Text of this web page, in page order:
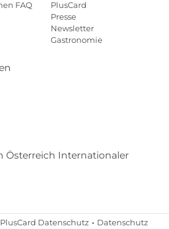
FAQ
PlusCard
Presse
Newsletter
Gastronomie
Österreich Internationaler
PlusCard Datenschutz
Datenschutz